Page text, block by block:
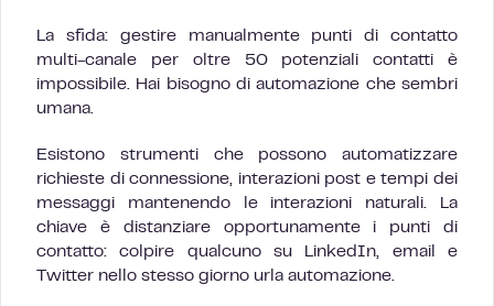
La sfida: gestire manualmente punti di contatto
multi-canale per oltre 50 potenziali contatti è
impossibile. Hai bisogno di automazione che sembri
umana.
Esistono strumenti che possono automatizzare
richieste di connessione, interazioni post e tempi dei
messaggi mantenendo le interazioni naturali. La
chiave è distanziare opportunamente i punti di
contatto: colpire qualcuno su LinkedIn, email e
Twitter nello stesso giorno urla automazione.